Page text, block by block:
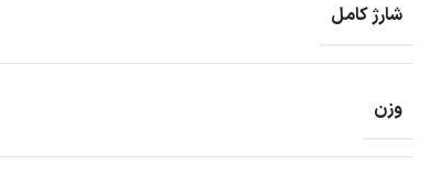
شارژ کامل
وزن